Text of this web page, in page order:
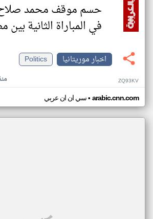
حسم موقف محمد صلاح
في المباراة الثانية بين
اخبار موريتانيا
Politics
ZQ93KV
سي ان ان عربي• arabic.cnn.com